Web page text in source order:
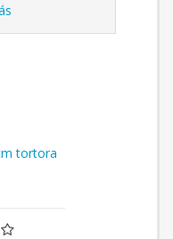
tortora